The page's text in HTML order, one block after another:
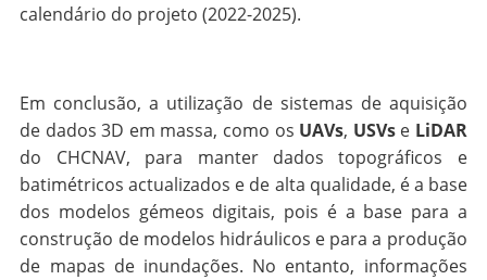
calendário do projeto (2022-2025).
Em conclusão, a utilização de sistemas de aquisição
de dados 3D em massa, como os UAVs, USVse LiDAR
do CHCNAV, para manter dados topográficos e
batimétricos actualizados e de alta qualidade, é a base
dos modelos gémeos digitais, pois é a base para a
construção de modelos hidráulicos e para a produção
de mapas de inundações. No entanto, informações